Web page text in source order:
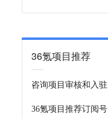
36氪项目推荐
咨询项目审核和入驻
36氪项目推荐订阅号